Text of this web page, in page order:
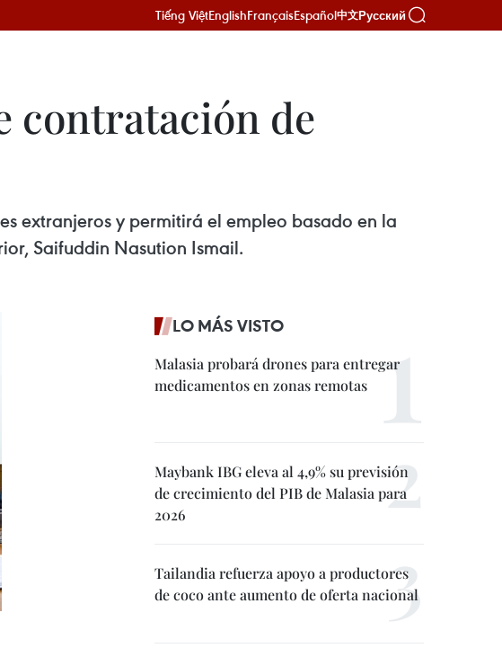
Tiếng ViệtEnglishFrançaisEspañol中文Русский
contratación de
extranjeros y permitirá el empleo basado en la
Saifuddin Nasution Ismail.
LO MÁS VISTO
Malasia probará drones para entregar
medicamentos en zonas remotas
Maybank IBG eleva al 4,9% su previsión
de crecimiento del PIB de Malasia para
2026
Tailandia refuerza apoyo a productores
de coco ante aumento de oferta nacional